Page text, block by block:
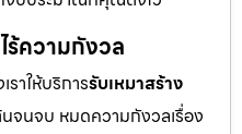
ร้ความกังวล
ราให้บริการรับเหมาสร้าง
นจบ หมดความกังวลเรื่อง